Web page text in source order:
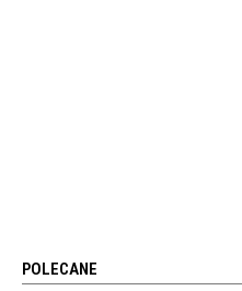
POLECANE